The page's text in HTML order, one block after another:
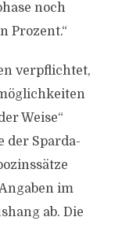
noch
Prozent.“
verpflichtet,
Weise“
der Sparda-
im
ab. Die